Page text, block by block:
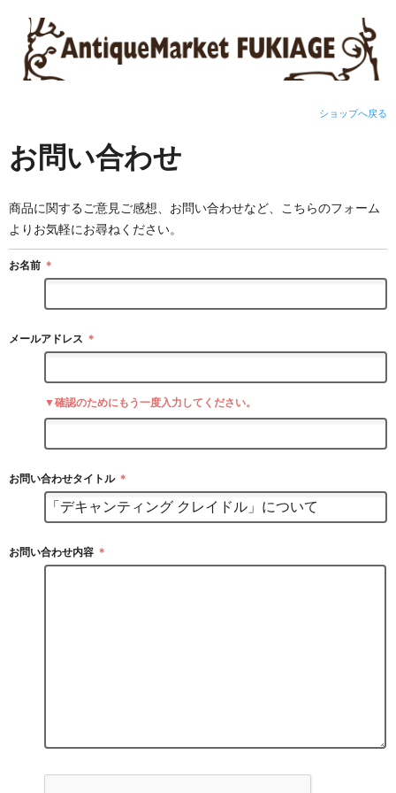
ショップへ戻る
お問い合わせ
商品に関するご意見ご感想、お問い合わせなど、こちらのフォーム
よりお気軽にお尋ねください。
お名前 ＊
メールアドレス ＊
▼確認のためにもう一度入力してください。
お問い合わせタイトル ＊
お問い合わせ内容 ＊